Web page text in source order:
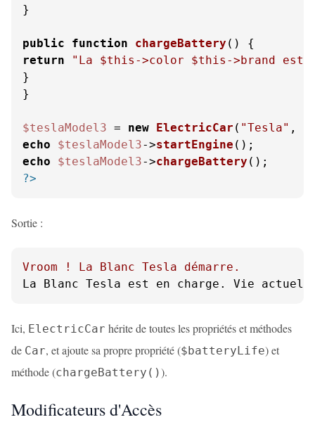
}
public function chargeBattery ( )
return
"La $this ->color $this ->brand
}
}
$teslaModel3 = new ElectricCar ( "Tesla" ,
echo
$teslaModel3->startEngine
echo
$teslaModel3->chargeBattery
?>
Sortie :
Vroom ! La Blanc Tesla
démarre.
La Blanc Tesla est en charge. Vie
Ici, ElectricCar hérite de toutes les propriétés et méthodes
de Car, et ajoute sa propre propriété ($batteryLife) et
méthode (chargeBattery()).
Modificateurs d'Accès